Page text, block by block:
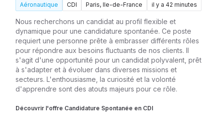
Aéronautique CDI Paris, Ile-de-France il y a 42 minutes
Nous recherchons un candidat au profil flexible et
dynamique pour une candidature spontanée. Ce poste
requiert une personne prête à embrasser différents rôles
pour répondre aux besoins fluctuants de nos clients. Il
s'agit d'une opportunité pour un candidat polyvalent, prêt
à s'adapter et à évoluer dans diverses missions et
secteurs. L'enthousiasme, la curiosité et la volonté
d'apprendre sont des atouts majeurs pour ce rôle.
Découvrir l'offre Candidature Spontanée en CDI